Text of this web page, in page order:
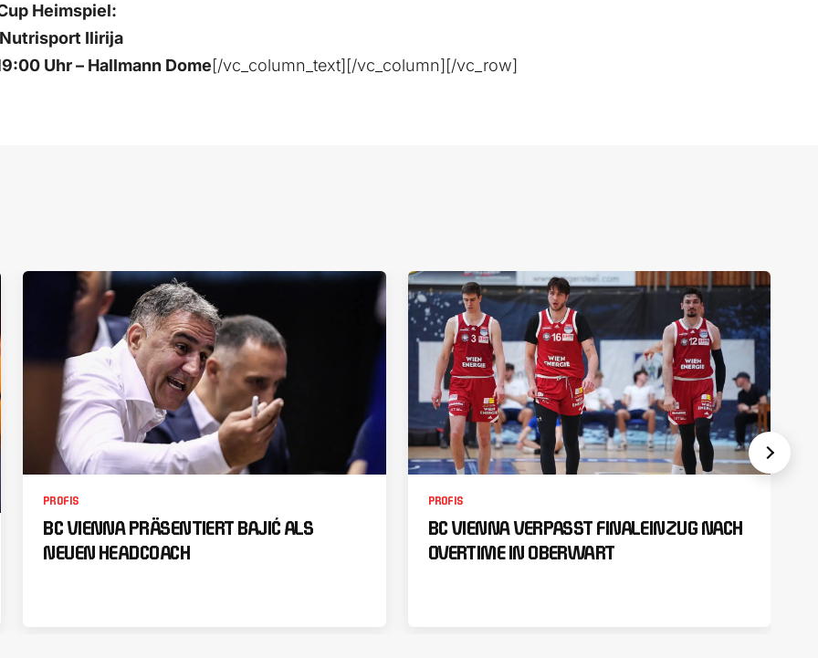
Heimspiel:
Ilirija
Uhr – Hallmann Dome[/vc_column_text][/vc_column][/vc_row]
PROFIS
BC VIENNA PRÄSENTIERT BAJIĆ ALS
NEUEN HEADCOACH
PROFIS
BC VIENNA VERPASST FINALEINZUG NACH
OVERTIME IN OBERWART